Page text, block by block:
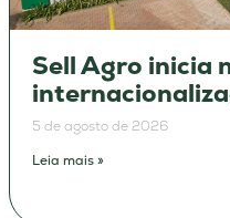
Sell Agro inicia
5 de agosto de 2026
Leia mais »